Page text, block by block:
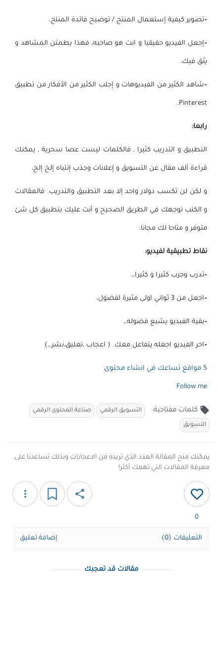
–تصوير كيفية إستعمال المنتج / توضيح فائدة المنتج.
–إجعل الفيديو حقيقيا و انت هو صاحبه، فهذا يطمئن المشاهد و
يثق فيك.
–شاهد الكثير من الفيديوهات و إجلب الكثير من الأفكار من تطبيق
Pinterest.
رابعا:
التطبيق و التدريب كثيرا , فالكلمات ليست عصا سحرية , يمكنك
قراءة ألف مقال عن التسويق و إعلانات وجذب إنتباه إلخ إلخ،
و لكن لن تكسب دولار واحد إلا بعد التطبيق والتدريب. فالمقالات
و الكتب توجهك في الطريق الصحيح و أنت عليك بتطبيق كل شئ
متوفر و متاحا لك مجانا.
نقاط تطبيقية لفيديو:
–تدرب وجرب كثيرا و كثيرا…
–اجعل من 3 ثواني اولى مثيرة لفضول.
–بقية الفيديو يشبع فضوله…
–اخر الفيديو اجعله يتفاعل معك. ( اعجاب ،تعليق،نشر…)
5 مواقع تساعك في انشاء محتوى
Follow me
local_offer كلمات مفتاحية: التسويق الرقمي صناعة المحتوى الرقمي
التسويق
يمكنك منح المقالة العدد الذي تريده من الاعجابات وبذلك تساعدنا على
معرفة المقالات التي تهمك أكثر!
0
share
more_vert
التعليقات (0) إضافة تعليق
مقالات قد تعجبك